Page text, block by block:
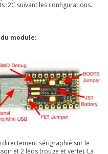
I2C suivant les configurations.
module:
directement sérigraphié sur le
et 2 leds (rouge et verte). La